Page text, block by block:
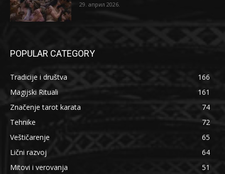
29. април 2026.
POPULAR CATEGORY
Tradicije i društva
166
Magijski Rituali
161
Značenje tarot karata
74
Tehnike
72
Veštičarenje
65
Lični razvoj
64
Mitovi i verovanja
51